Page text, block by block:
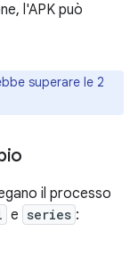
l'APK può
superare le 2
il processo
e series :